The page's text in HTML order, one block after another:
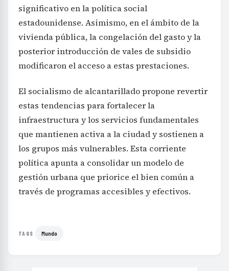
significativo en la política social
estadounidense. Asimismo, en el ámbito de la
vivienda pública, la congelación del gasto y la
posterior introducción de vales de subsidio
modificaron el acceso a estas prestaciones.
El socialismo de alcantarillado propone revertir
estas tendencias para fortalecer la
infraestructura y los servicios fundamentales
que mantienen activa a la ciudad y sostienen a
los grupos más vulnerables. Esta corriente
política apunta a consolidar un modelo de
gestión urbana que priorice el bien común a
través de programas accesibles y efectivos.
TAGS Mundo